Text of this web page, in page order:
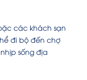
các khách sạn
đi bộ đến chợ
sống địa